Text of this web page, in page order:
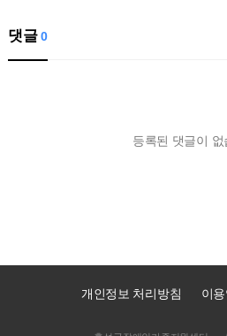
댓글0
등록된 댓글이 없
개인정보 처리방침 이